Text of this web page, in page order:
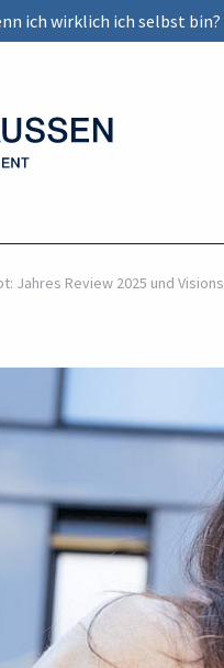
ich wirklich ich selbst
Jahres Review 2025 und